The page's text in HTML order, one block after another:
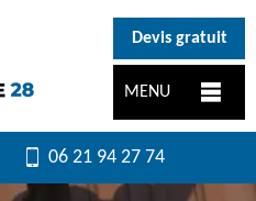
Devis gratuit
MENU
06 21 94 27 74